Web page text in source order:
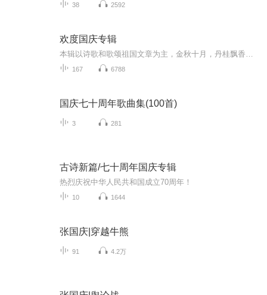
38 2592
欢度国庆专辑
167 6788
国庆七十周年歌曲集(100首)
3 281
古诗新篇/七十周年国庆专辑
热烈庆祝中华人民共和国成立70周年！
10 1644
张国庆|穿越牛熊
91 4.2万